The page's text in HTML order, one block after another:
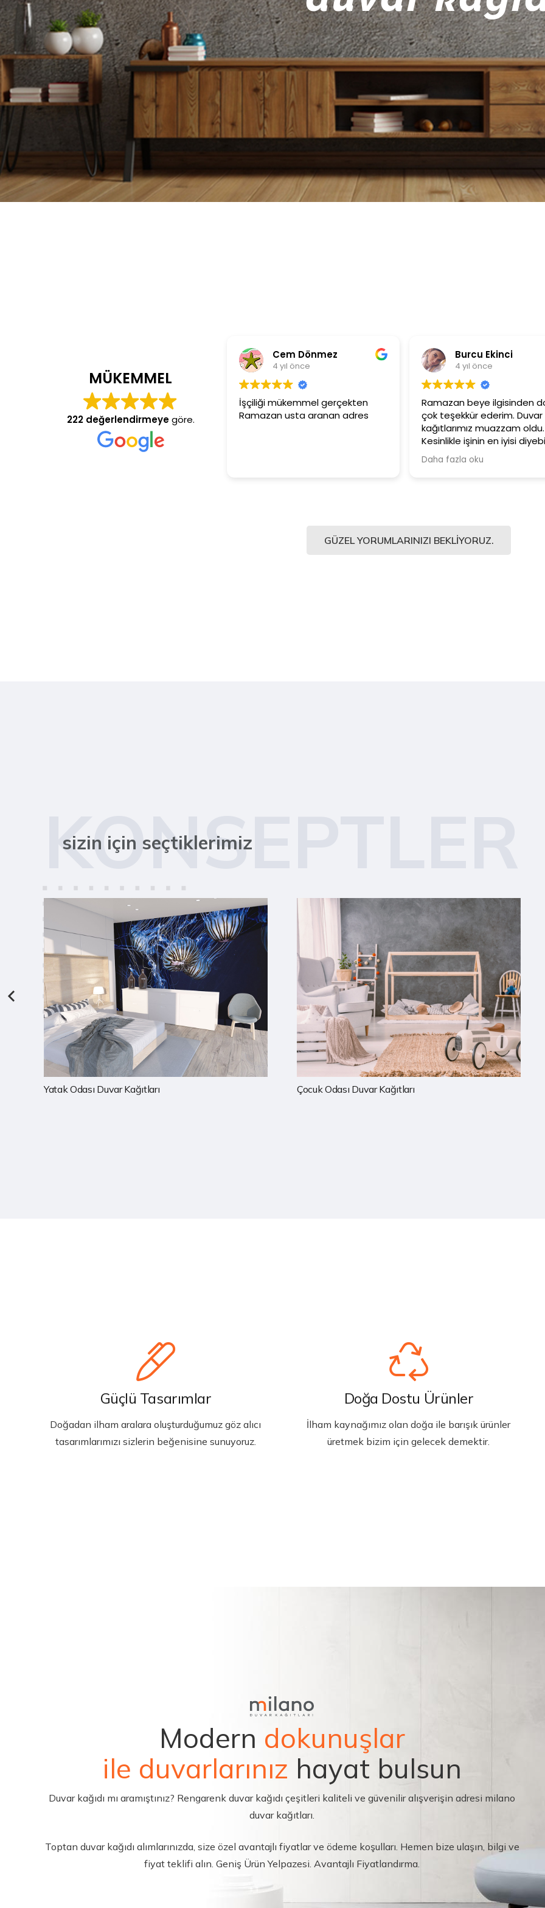
MÜKEMMEL
222 değerlendirmeyegöre.
İşçiliği mükemmel gerçekten
Ramazan usta aranan adres
Burcu Ekinci
Ramazan beye ilgisinden dolayı
çok teşekkür ederim. Duvar
kağıtlarımız muazzam oldu.
Kesinlikle işinin en iyisi diyebilirim.
Şiddetle tavsiye ediyorum.
Ürünler
Güler
GÜZEL YORUMLARINIZI BEKLIYORUZ.
KONSEPTLER
sizin için seçtiklerimiz
Çocuk Odası Duvar Kağıtları Mutfak Duvar Kağıtları
Güçlü Tasarımlar
Doğadan ilham aralara oluşturduğumuz göz alıcı
tasarımlarımızı sizlerin beğenisine sunuyoruz.
Doğa Dostu Ürünler
İlham kaynağımız olan doğa ile barışık ürünler
üretmek bizim için gelecek demektir.
Modern dokunuşlar
ile duvarlarınız hayat bulsun
Duvar kağıdı mı aramıştınız? Rengarenk duvar kağıdı çeşitleri kaliteli ve güvenilir alışverişin adresi milano
duvar kağıtları.
Toptan duvar kağıdı alımlarınızda, size özel avantajlı fiyatlar ve ödeme koşulları. Hemen bize ulaşın, bilgi ve
fiyat teklifi alın. Geniş Ürün Yelpazesi. Avantajlı Fiyatlandırma.